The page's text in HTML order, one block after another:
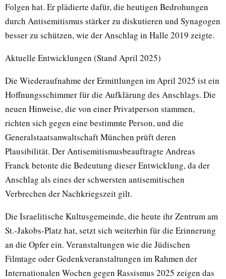
Folgen hat. Er plädierte dafür, die heutigen Bedrohungen
durch Antisemitismus stärker zu diskutieren und Synagogen
besser zu schützen, wie der Anschlag in Halle 2019 zeigte.
Aktuelle Entwicklungen (Stand April 2025)
Die Wiederaufnahme der Ermittlungen im April 2025 ist ein
Hoffnungsschimmer für die Aufklärung des Anschlags. Die
neuen Hinweise, die von einer Privatperson stammen,
richten sich gegen eine bestimmte Person, und die
Generalstaatsanwaltschaft München prüft deren
Plausibilität. Der Antisemitismusbeauftragte Andreas
Franck betonte die Bedeutung dieser Entwicklung, da der
Anschlag als eines der schwersten antisemitischen
Verbrechen der Nachkriegszeit gilt.
Die Israelitische Kultusgemeinde, die heute ihr Zentrum am
St.-Jakobs-Platz hat, setzt sich weiterhin für die Erinnerung
an die Opfer ein. Veranstaltungen wie die Jüdischen
Filmtage oder Gedenkveranstaltungen im Rahmen der
Internationalen Wochen gegen Rassismus 2025 zeigen das